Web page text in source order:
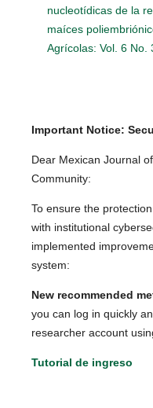
nucleotídicas de la
maíces
Agrícolas: Vol. 6 No.
Important Notice:
Dear Mexican Journal
Community:
To ensure the
with institutional
implemented
system:
New recommended
you can log in quickly
researcher account
Tutorial de ingreso